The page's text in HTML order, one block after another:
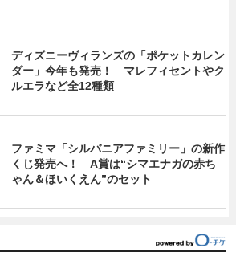
ディズニーヴィランズの「ポケットカレン
ダー」今年も発売！ マレフィセントやク
ルエラなど全12種類
ファミマ「シルバニアファミリー」の新作
くじ発売へ！ A賞は“シマエナガの赤ち
ゃん＆ほいくえん”のセット